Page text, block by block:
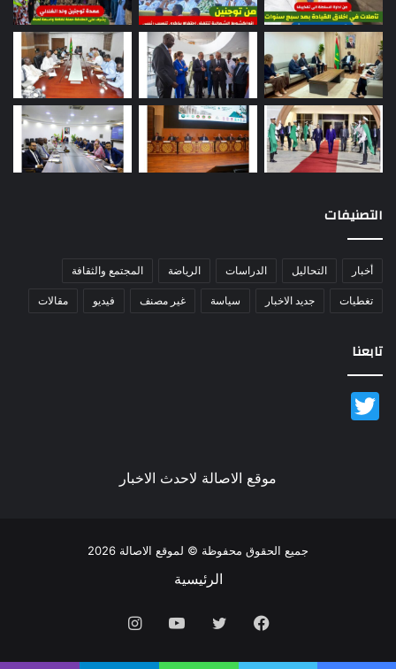
التصنيفات
أخبار التحاليل الدراسات الرياضة المجتمع والثقافة
تغطيات جديد الاخبار سياسة غير مصنف فيديو مقالات
تابعنا
موقع الاصالة لاحدث الاخبار
جميع الحقوق محفوظة © لموقع الاصالة 2026
الرئيسية
فيسبوك تويتر يوتيوب